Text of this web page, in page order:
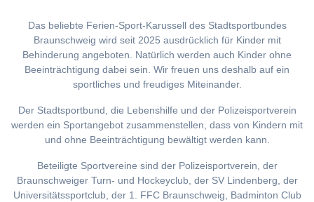
Das beliebte Ferien-Sport-Karussell des Stadtsportbundes
Braunschweig wird seit 2025 ausdrücklich für Kinder mit
Behinderung angeboten. Natürlich werden auch Kinder ohne
Beeinträchtigung dabei sein. Wir freuen uns deshalb auf ein
sportliches und freudiges Miteinander.
Der Stadtsportbund, die Lebenshilfe und der Polizeisportverein
werden ein Sportangebot zusammenstellen, dass von Kindern mit
und ohne Beeinträchtigung bewältigt werden kann.
Beteiligte Sportvereine sind der Polizeisportverein, der
Braunschweiger Turn- und Hockeyclub, der SV Lindenberg, der
Universitätssportclub, der 1. FFC Braunschweig, Badminton Club